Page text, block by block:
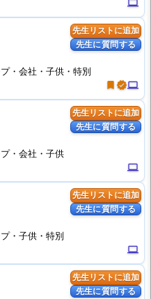
computer
先生リストに追加
先生に質問する
turned_inverifiedcomputer
プ・会社・子供・特別
先生リストに追加
先生に質問する
computer
プ・会社・子供
先生リストに追加
先生に質問する
computer
プ・子供・特別
先生リストに追加
先生に質問する